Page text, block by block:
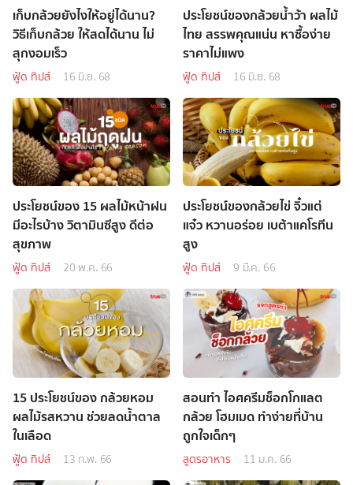
เก็บกล้วยยังไงให้อยู่ได้นาน?
วิธีเก็บกล้วย ให้สดได้นาน ไม่
สุกงอมเร็ว
ฟู้ด ทิปส์ 16 มิ.ย. 68
ประโยชน์ของกล้วยน้ำว้า ผลไม้
ไทย สรรพคุณแน่น หาซื้อง่าย
ราคาไม่แพง
ฟู้ด ทิปส์ 16 มิ.ย. 68
ประโยชน์ของ 15 ผลไม้หน้าฝน
มีอะไรบ้าง วิตามินซีสูง ดีต่อ
สุขภาพ
ฟู้ด ทิปส์ 20 พ.ค. 66
ประโยชน์ของกล้วยไข่ จิ๋วแต่
แจ๋ว หวานอร่อย เบต้าแคโรทีน
สูง
ฟู้ด ทิปส์ 9 มี.ค. 66
15 ประโยชน์ของ กล้วยหอม
ผลไม้รสหวาน ช่วยลดน้ำตาล
ในเลือด
ฟู้ด ทิปส์ 13 ก.พ. 66
สอนทำ ไอศครีมช็อกโกแลต
กล้วย โฮมเมด ทำง่ายที่บ้าน
ถูกใจเด็กๆ
สูตรอาหาร 11 ม.ค. 66